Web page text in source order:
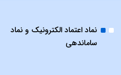
نماد اعتماد الکترونیک و نماد
ساماندهی